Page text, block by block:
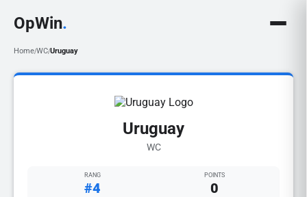
OpWin.
Home/WC/Uruguay
Uruguay
WC
RANG
#4
POINTS
0